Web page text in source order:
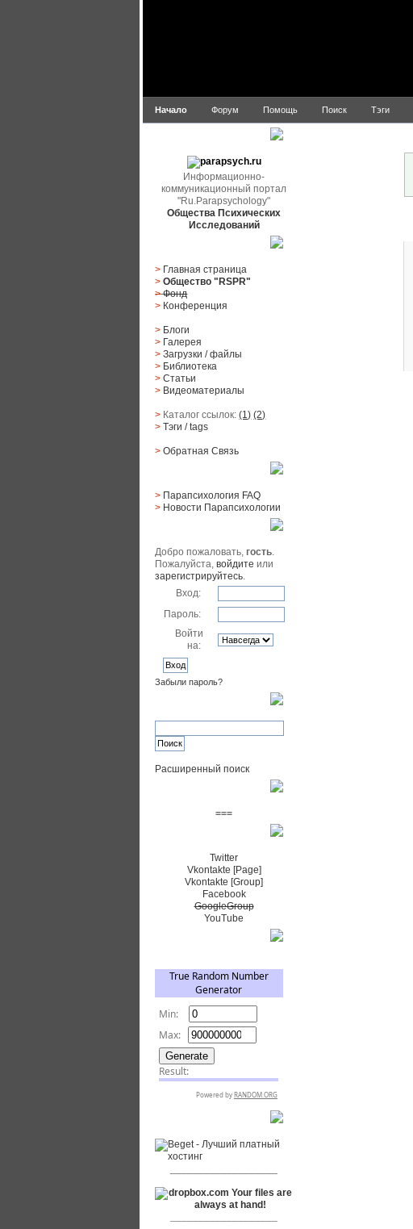
Начало Форум Помощь Поиск Тэги
Информационно-
коммуникационный портал
"Ru.Parapsychology"
Общества Психических
Исследований
> Главная страница
> Общество "RSPR"
> Фонд
> Конференция
> Блоги
> Галерея
> Загрузки/файлы
> Библиотека
> Статьи
> Видеоматериалы
> Каталог ссылок:(1) (2)
> Тэги/ tags
> Обратная Cвязь
> Парапсихология FAQ
> Новости Парапсихологии
Добро пожаловать,гость.
Пожалуйста,войдите или
зарегистрируйтесь.
Вход:
Пароль:
Войти
на:
Забыли пароль?
Расширенный поиск
===
Twitter
Vkontakte [Page]
Vkontakte [Group]
Facebook
GoogleGroup
YouTube